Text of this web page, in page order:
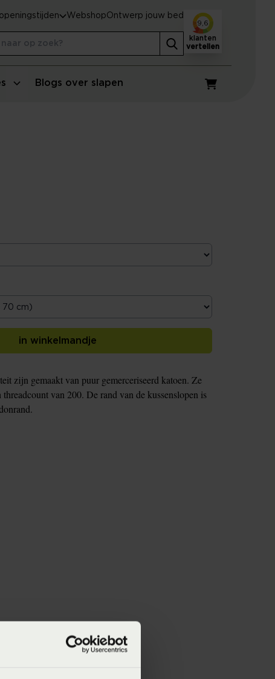
Blogs over slapen
Winkelwagen
WebshopOntwerp jouw bed
9,6
klanten
vertellen
in winkelmandje
zijn gemaakt van puur gemerceriseerd katoen. Ze
van 200. De rand van de kussenslopen is